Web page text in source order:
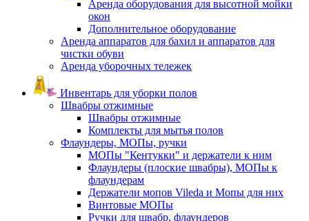
Аренда оборудования для высотной мойки
окон
Дополнительное оборудование
Аренда аппаратов для бахил и аппаратов для
чистки обуви
Аренда уборочных тележек
Инвентарь для уборки полов
Швабры отжимные
Швабры отжимные
Комплекты для мытья полов
Флаундеры, МОПы, ручки
МОПы "Кентукки" и держатели к ним
Флаундеры (плоские швабры), МОПы к
флаундерам
Держатели мопов Vileda и Мопы для них
Винтовые МОПы
Ручки для швабр, флаундеров